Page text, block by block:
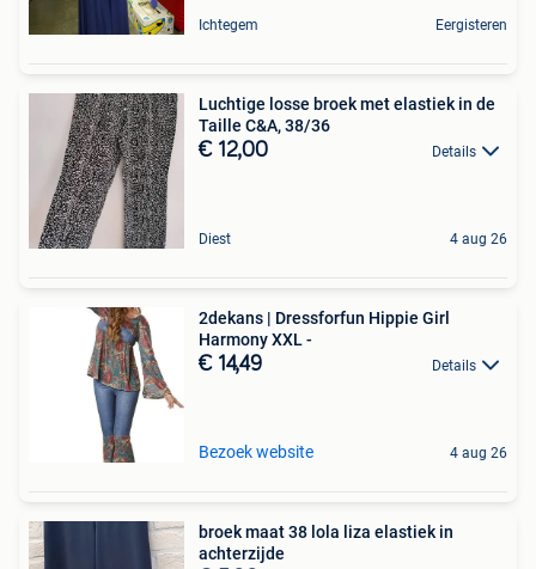
Ichtegem Eergisteren
Luchtige losse broek met elastiek in de
Taille C&A, 38/36
€ 12,00 Details
Diest 4 aug 26
2dekans | Dressforfun Hippie Girl
Harmony XXL -
€ 14,49 Details
Bezoek website 4 aug 26
broek maat 38 lola liza elastiek in
achterzijde